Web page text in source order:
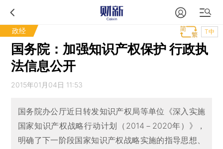
政经 T中
国务院：加强知识产权保护 行政执
法信息公开
2015年01月04日 11:53
国务院办公厅近日转发知识产权局等单位《深入实施
国家知识产权战略行动计划（2014－2020年）》，
明确了下一阶段国家知识产权战略实施的指导思想、